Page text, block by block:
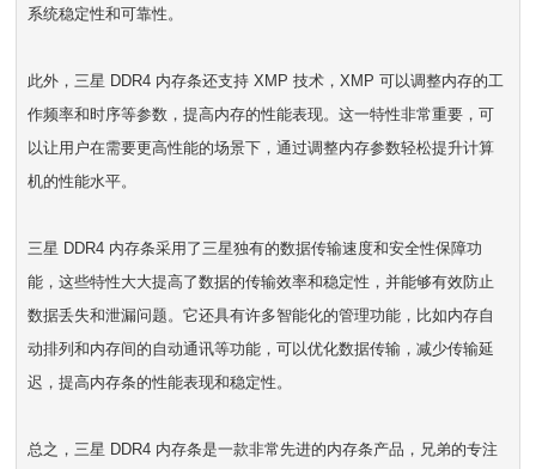
系统稳定性和可靠性。
此外，三星 DDR4 内存条还支持 XMP 技术，XMP 可以调整内存的工
作频率和时序等参数，提高内存的性能表现。这一特性非常重要，可
以让用户在需要更高性能的场景下，通过调整内存参数轻松提升计算
机的性能水平。
三星 DDR4 内存条采用了三星独有的数据传输速度和安全性保障功
能，这些特性大大提高了数据的传输效率和稳定性，并能够有效防止
数据丢失和泄漏问题。它还具有许多智能化的管理功能，比如内存自
动排列和内存间的自动通讯等功能，可以优化数据传输，减少传输延
迟，提高内存条的性能表现和稳定性。
总之，三星 DDR4 内存条是一款非常先进的内存条产品，兄弟的专注